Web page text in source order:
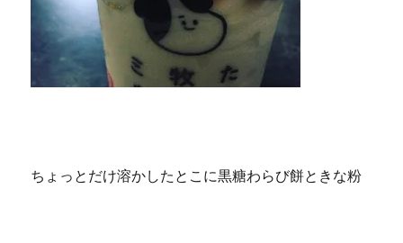
ちょっとだけ溶かしたとこに黒糖わらび餅ときな粉